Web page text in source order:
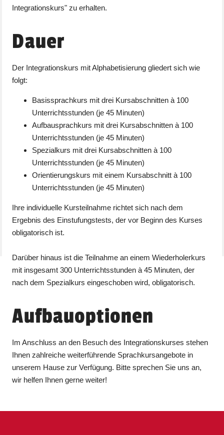
Integrationskurs" zu erhalten.
Dauer
Der Integrationskurs mit Alphabetisierung gliedert sich wie
folgt:
Basissprachkurs mit drei Kursabschnitten à 100
Unterrichtsstunden (je 45 Minuten)
Aufbausprachkurs mit drei Kursabschnitten à 100
Unterrichtsstunden (je 45 Minuten)
Spezialkurs mit drei Kursabschnitten à 100
Unterrichtsstunden (je 45 Minuten)
Orientierungskurs mit einem Kursabschnitt à 100
Unterrichtsstunden (je 45 Minuten)
Ihre individuelle Kursteilnahme richtet sich nach dem
Ergebnis des Einstufungstests, der vor Beginn des Kurses
obligatorisch ist.
Darüber hinaus ist die Teilnahme an einem Wiederholerkurs
mit insgesamt 300 Unterrichtsstunden à 45 Minuten, der
nach dem Spezialkurs eingeschoben wird, obligatorisch.
Aufbauoptionen
Im Anschluss an den Besuch des Integrationskurses stehen
Ihnen zahlreiche weiterführende Sprachkursangebote in
unserem Hause zur Verfügung. Bitte sprechen Sie uns an,
wir helfen Ihnen gerne weiter!